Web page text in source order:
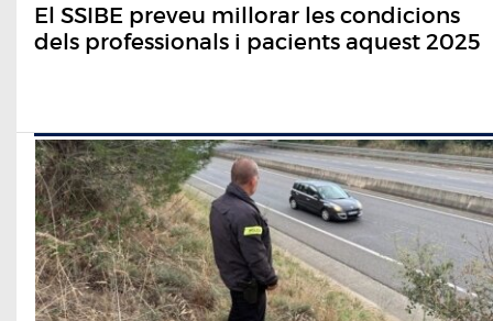
El SSIBE preveu millorar les condicions
dels professionals i pacients aquest 2025